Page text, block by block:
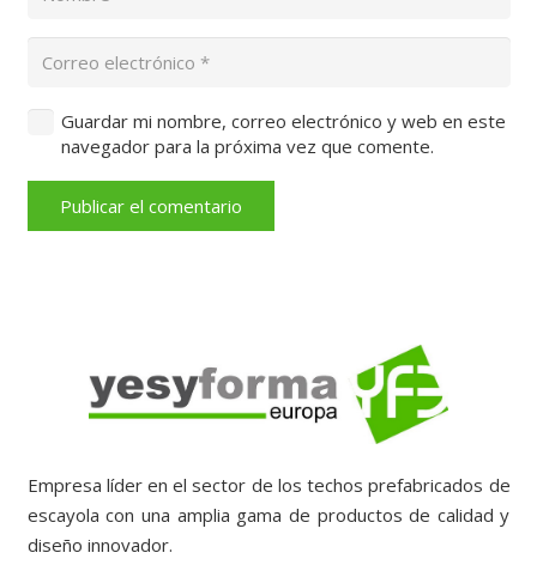
Guardar mi nombre, correo electrónico y web en este
navegador para la próxima vez que comente.
Publicar el comentario
Empresa líder en el sector de los techos prefabricados de
escayola con una amplia gama de productos de calidad y
diseño innovador.